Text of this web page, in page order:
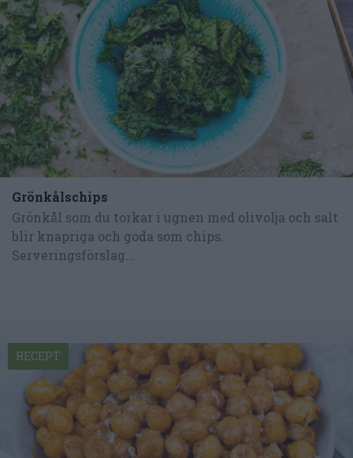
Grönkålschips
Grönkål som du torkar i ugnen med olivolja och salt
blir knapriga och goda som chips.
Serveringsförslag...
RECEPT